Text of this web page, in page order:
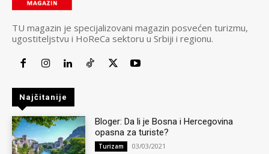
TU magazin je specijalizovani magazin posvećen turizmu,
ugostiteljstvu i HoReCa sektoru u Srbiji i regionu.
Najčitanije
Bloger: Da li je Bosna i Hercegovina
opasna za turiste?
Turizam 03/03/2021